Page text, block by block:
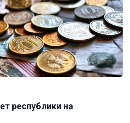
республики на